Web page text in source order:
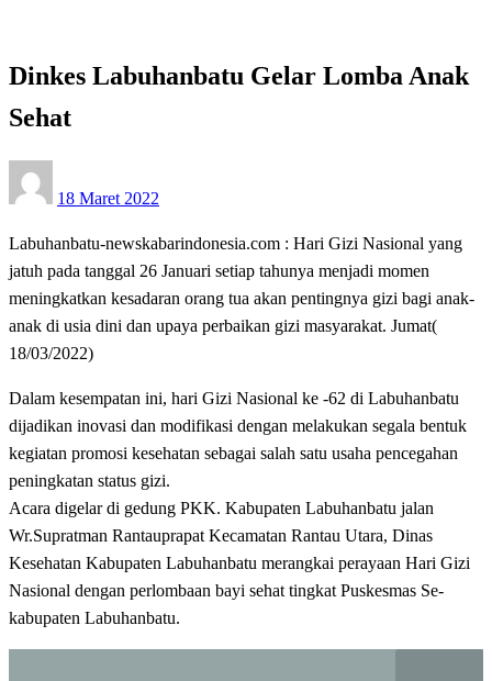
Dinkes Labuhanbatu Gelar Lomba Anak
Sehat
on
18 Maret 2022
Labuhanbatu-newskabarindonesia.com : Hari Gizi Nasional yang
jatuh pada tanggal 26 Januari setiap tahunya menjadi momen
meningkatkan kesadaran orang tua akan pentingnya gizi bagi anak-
anak di usia dini dan upaya perbaikan gizi masyarakat. Jumat(
18/03/2022)
Dalam kesempatan ini, hari Gizi Nasional ke -62 di Labuhanbatu
dijadikan inovasi dan modifikasi dengan melakukan segala bentuk
kegiatan promosi kesehatan sebagai salah satu usaha pencegahan
peningkatan status gizi.
Acara digelar di gedung PKK. Kabupaten Labuhanbatu jalan
Wr.Supratman Rantauprapat Kecamatan Rantau Utara, Dinas
Kesehatan Kabupaten Labuhanbatu merangkai perayaan Hari Gizi
Nasional dengan perlombaan bayi sehat tingkat Puskesmas Se-
kabupaten Labuhanbatu.